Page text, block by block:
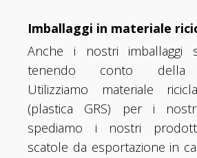
Imballaggi in materiale
Anche i nostri imballaggi
tenendo conto della
Utilizziamo materiale
(plastica GRS) per i
spediamo i nostri
scatole da esportazione in